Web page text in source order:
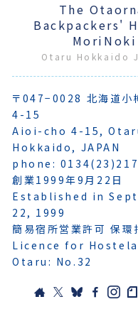
The
Backpackers'
MoriNoki
Otaru Hokkaido
〒047−0028 北海道小
4-15
Aioi-cho 4-15,
Hokkaido, JAPAN
phone:
創業1999年9月22日
Established in
22, 1999
簡易宿所営業許可 保環
Licence for
Otaru: No.32